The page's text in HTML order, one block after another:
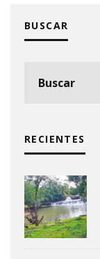
BUSCAR
RECIENTES